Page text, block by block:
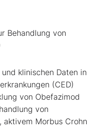
Behandlung von
klinischen Daten in
(CED)
von Obefazimod
von
Morbus Crohn